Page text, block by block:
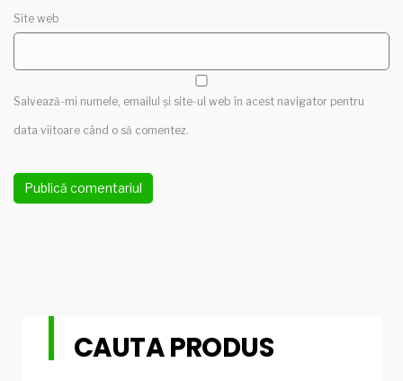
Site web
Salvează-mi numele, emailul și site-ul web în acest navigator pentru
data viitoare când o să comentez.
CAUTA PRODUS